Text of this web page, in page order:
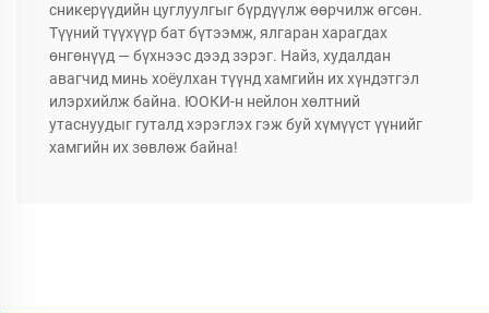
сникерүүдийн цуглуулгыг бүрдүүлж өөрчилж өгсөн.
Түүний түүхүүр бат бүтээмж, ялгаран харагдах
өнгөнүүд — бүхнээс дээд зэрэг. Найз, худалдан
авагчид минь хоёулхан түүнд хамгийн их хүндэтгэл
илэрхийлж байна. ЮОКИ-н нейлон хөлтний
утаснуудыг гуталд хэрэглэх гэж буй хүмүүст үүнийг
хамгийн их зөвлөж байна!